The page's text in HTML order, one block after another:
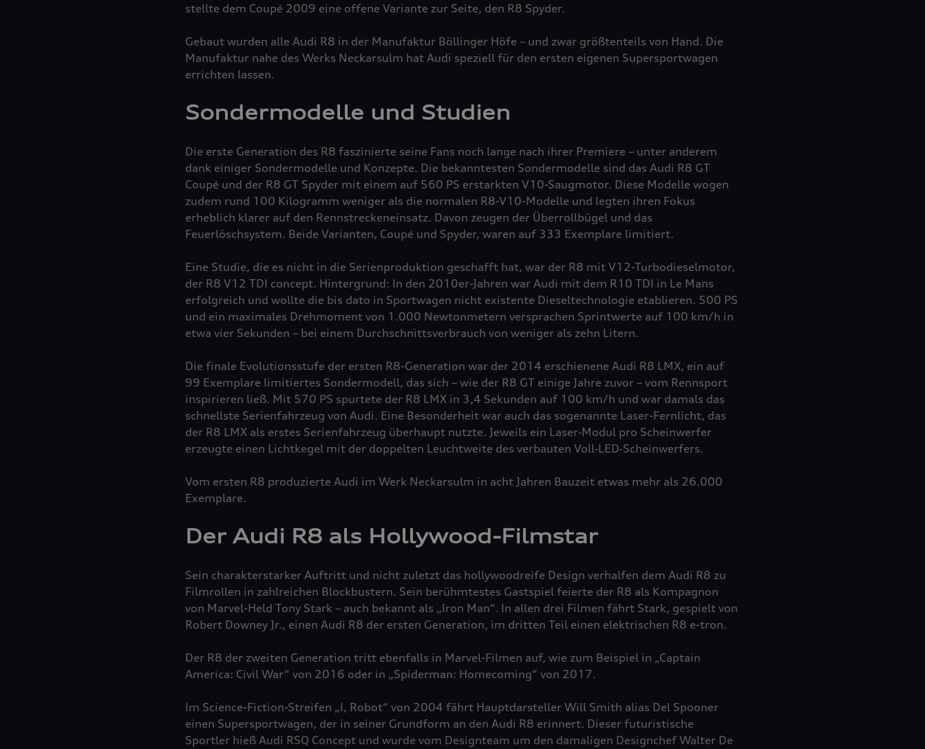
stellte dem Coupé 2009 eine offene Variante zur Seite, den R8 Spyder.
Gebaut wurden alle Audi R8 in der Manufaktur Böllinger Höfe – und zwar größtenteils von Hand. Die
Manufaktur nahe des Werks Neckarsulm hat Audi speziell für den ersten eigenen Supersportwagen
errichten lassen.
Sondermodelle und Studien
Die erste Generation des R8 faszinierte seine Fans noch lange nach ihrer Premiere – unter anderem
dank einiger Sondermodelle und Konzepte. Die bekanntesten Sondermodelle sind das Audi R8 GT
Coupé und der R8 GT Spyder mit einem auf 560 PS erstarkten V10-Saugmotor. Diese Modelle wogen
zudem rund 100 Kilogramm weniger als die normalen R8-V10-Modelle und legten ihren Fokus
erheblich klarer auf den Rennstreckeneinsatz. Davon zeugen der Überrollbügel und das
Feuerlöschsystem. Beide Varianten, Coupé und Spyder, waren auf 333 Exemplare limitiert.
Eine Studie, die es nicht in die Serienproduktion geschafft hat, war der R8 mit V12-Turbodieselmotor,
der R8 V12 TDI concept. Hintergrund: In den 2010er-Jahren war Audi mit dem R10 TDI in Le Mans
erfolgreich und wollte die bis dato in Sportwagen nicht existente Dieseltechnologie etablieren. 500 PS
und ein maximales Drehmoment von 1.000 Newtonmetern versprachen Sprintwerte auf 100 km/h in
etwa vier Sekunden – bei einem Durchschnittsverbrauch von weniger als zehn Litern.
Die finale Evolutionsstufe der ersten R8-Generation war der 2014 erschienene Audi R8 LMX, ein auf
99 Exemplare limitiertes Sondermodell, das sich – wie der R8 GT einige Jahre zuvor – vom Rennsport
inspirieren ließ. Mit 570 PS spurtete der R8 LMX in 3,4 Sekunden auf 100 km/h und war damals das
schnellste Serienfahrzeug von Audi. Eine Besonderheit war auch das sogenannte Laser-Fernlicht, das
der R8 LMX als erstes Serienfahrzeug überhaupt nutzte. Jeweils ein Laser‑Modul pro Scheinwerfer
erzeugte einen Lichtkegel mit der doppelten Leuchtweite des verbauten Voll‑LED‑Scheinwerfers.
Vom ersten R8 produzierte Audi im Werk Neckarsulm in acht Jahren Bauzeit etwas mehr als 26.000
Exemplare.
Der Audi R8 als Hollywood-Filmstar
Sein charakterstarker Auftritt und nicht zuletzt das hollywoodreife Design verhalfen dem Audi R8 zu
Filmrollen in zahlreichen Blockbustern. Sein berühmtestes Gastspiel feierte der R8 als Kompagnon
von Marvel-Held Tony Stark – auch bekannt als „Iron Man“. In allen drei Filmen fährt Stark, gespielt von
Robert Downey Jr., einen Audi R8 der ersten Generation, im dritten Teil einen elektrischen R8 e-tron.
Der R8 der zweiten Generation tritt ebenfalls in Marvel-Filmen auf, wie zum Beispiel in „Captain
America: Civil War“ von 2016 oder in „Spiderman: Homecoming“ von 2017.
Im Science-Fiction-Streifen „I, Robot“ von 2004 fährt Hauptdarsteller Will Smith alias Del Spooner
einen Supersportwagen, der in seiner Grundform an den Audi R8 erinnert. Dieser futuristische
Sportler hieß Audi RSQ Concept und wurde vom Designteam um den damaligen Designchef Walter De